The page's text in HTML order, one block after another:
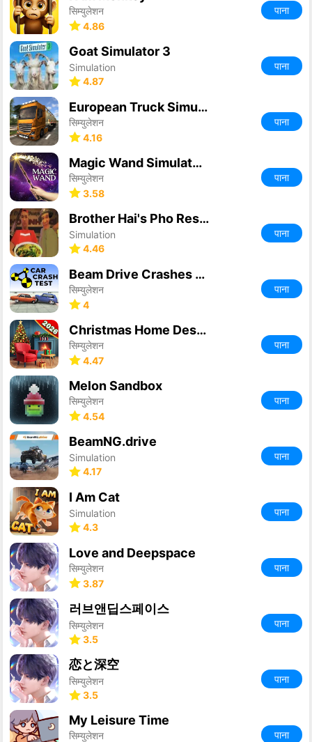
सिम्युलेशन
4.86
पाना
Goat Simulator 3
Simulation
4.87
पाना
European Truck Simulator
सिम्युलेशन
4.16
पाना
Magic Wand Simulator 3D
सिम्युलेशन
3.58
पाना
Brother Hai's Pho Restaurant
Simulation
4.46
पाना
Beam Drive Crashes Original 3D
सिम्युलेशन
4
पाना
Christmas Home Design Game
सिम्युलेशन
4.47
पाना
Melon Sandbox
सिम्युलेशन
4.54
पाना
BeamNG.drive
Simulation
4.17
पाना
I Am Cat
Simulation
4.3
पाना
Love and Deepspace
सिम्युलेशन
3.87
पाना
러브앤딥스페이스
सिम्युलेशन
3.5
पाना
恋と深空
सिम्युलेशन
3.5
पाना
My Leisure Time
सिम्युलेशन
पाना